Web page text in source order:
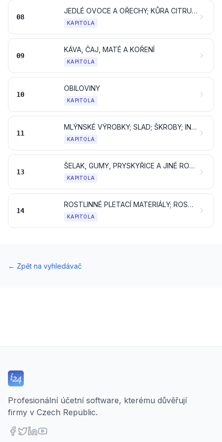
08
JEDLÉ OVOCE A OŘECHY; KŮRA CITRUSOVÝCH PLODŮ NEBO MELOUNŮ
KAPITOLA
09
KÁVA, ČAJ, MATÉ A KOŘENÍ
KAPITOLA
10
OBILOVINY
KAPITOLA
11
MLÝNSKÉ VÝROBKY; SLAD; ŠKROBY; INULIN; PŠENIČNÝ LEPEK
KAPITOLA
13
ŠELAK, GUMY, PRYSKYŘICE A JINÉ ROSTLINNÉ ŠŤÁVY A VÝTAŽKY
KAPITOLA
14
ROSTLINNÉ PLETACÍ MATERIÁLY; ROSTLINNÉ PRODUKTY, JINDE NEUVEDENÉ ANI NEZAHRNUTÉ
KAPITOLA
← Zpět na vyhledávač
Profesionální účetní software, kterému důvěřují
firmy v Czech Republic.